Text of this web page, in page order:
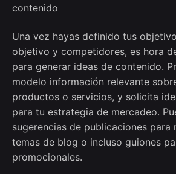
contenido
Una vez hayas definido tus
objetivo y competidores, es hora
para generar ideas de contenido.
modelo información relevante
productos o servicios, y solicita
para tu estrategia de mercadeo.
sugerencias de publicaciones para
temas de blog o incluso guiones
promocionales.